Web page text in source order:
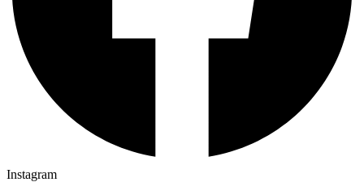
Instagram